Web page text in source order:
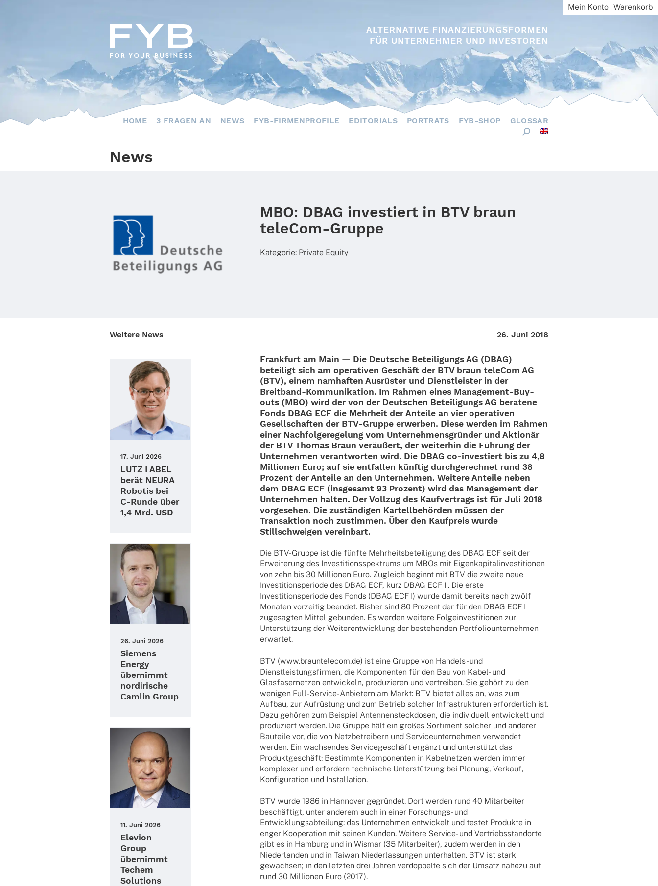
ALTERNATIVE FINANZIERUNGSFORMEN
FÜR UNTERNEHMER UND INVESTOREN
Mein Konto Warenkorb
HOME 3 FRAGEN AN NEWS FYB-FIRMENPROFILE EDITORIALS PORTRÄTS FYB-SHOP GLOSSAR
News
MBO: DBAG investiert in BTV braun
teleCom-Gruppe
Kate­go­rie: Private Equity
Weitere News
17. Juni 2026
LUTZ I ABEL
berät NEURA
Robotis bei
C‑Runde über
1,4 Mrd. USD
26. Juni 2026
Siemens
Energy
übernimmt
nordirische
Camlin Group
11. Juni 2026
Elevion
Group
übernimmt
Techem
Solutions
26. Juni 2018
Frank­furt am Main — Die Deut­sche Betei­li­gungs AG (DBAG)
betei­ligt sich am opera­ti­ven Geschäft der BTV braun tele­Com AG
(BTV), einem namhaf­ten Ausrüs­ter und Dienst­leis­ter in der
Brei­t­­band-Kommu­­ni­­ka­­tion. Im Rahmen eines Mana­ge­­ment-Buy-
outs (MBO) wird der von der Deut­schen Betei­li­gungs AG bera­tene
Fonds DBAG ECF die Mehr­heit der Anteile an vier opera­ti­ven
Gesell­schaf­ten der BTV-Gruppe erwer­ben. Diese werden im Rahmen
einer Nach­fol­ge­re­ge­lung vom Unter­neh­mens­grün­der und Aktio­när
der BTV Thomas Braun veräu­ßert, der weiter­hin die Führung der
Unter­neh­men verant­wor­ten wird. Die DBAG co-inves­­tiert bis zu 4,8
Millio­nen Euro; auf sie entfal­len künf­tig durch­ge­rech­net rund 38
Prozentder Anteile an den Unter­neh­men. Weitere Anteile neben
dem DBAG ECF (insge­samt 93 Prozent) wird das Manage­ment der
Unter­neh­men halten. Der Voll­zug des Kauf­ver­trags ist für Juli 2018
vorge­se­hen. Die zustän­di­gen Kartell­be­hör­den müssen der
Trans­ak­tion noch zustim­men. Über den Kauf­preis wurde
Still­schwei­gen vereinbart.
Die BTV-Gruppe ist die fünfte Mehr­heits­be­tei­li­gung des DBAG ECF seit der
Erwei­te­rung des Inves­ti­ti­ons­spek­trums um MBOs mit Eigen­ka­pi­tal­in­ves­ti­tio­nen
von zehn bis 30 Millio­nen Euro. Zugleich beginnt mit BTV die zweite neue
Inves­ti­ti­ons­pe­ri­ode des DBAG ECF, kurz DBAG ECF II. Die erste
Inves­ti­ti­ons­pe­ri­ode des Fonds (DBAG ECF I) wurde damit bereits nach zwölf
Mona­ten vorzei­tig been­det. Bisher sind 80 Prozent der für den DBAG ECF I
zuge­sag­ten Mittel gebun­den. Es werden weitere Folge­inves­ti­tio­nen zur
Unter­stüt­zung der Weiter­ent­wick­lung der bestehen­den Port­fo­lio­un­ter­neh­men
erwartet.
BTV (www.brauntelecom.de) ist eine Gruppe von Handels- und
Dienst­leis­tungs­fir­men, die Kompo­nen­ten für den Bau von Kabel- und
Glas­fa­ser­net­zen entwi­ckeln, produ­zie­ren und vertrei­ben. Sie gehört zu den
weni­gen Full-Service-Anbie­­tern am Markt: BTV bietet alles an, was zum
Aufbau, zur Aufrüs­tung und zum Betrieb solcher Infra­struk­tu­ren erfor­der­lich ist.
Dazu gehö­ren zum Beispiel Anten­nen­steck­do­sen, die indi­vi­du­ell entwi­ckelt und
produ­ziert werden. Die Gruppe hält ein großes Sorti­ment solcher und ande­rer
Bauteile vor, die von Netz­be­trei­bern und Service­un­ter­neh­men verwen­det
werden. Ein wach­sen­des Service­ge­schäft ergänzt und unter­stützt das
Produkt­ge­schäft: Bestimmte Kompo­nen­ten in Kabel­net­zen werden immer
komple­xer und erfor­dern tech­ni­sche Unter­stüt­zung bei Planung, Verkauf,
Konfi­gu­ra­tion und Installation.
BTV wurde 1986 in Hanno­ver gegrün­det. Dort werden rund 40 Mitar­bei­ter
beschäf­tigt, unter ande­rem auch in einer Forschungs- und
Entwick­lungs­ab­tei­lung: das Unter­neh­men entwi­ckelt und testet Produkte in
enger Koope­ra­tion mit seinen Kunden. Weitere Service- und Vertriebs­stand­orte
gibt es in Hamburg und in Wismar (35 Mitar­bei­ter), zudem werden in den
Nieder­lan­den und in Taiwan Nieder­las­sun­gen unter­hal­ten. BTV ist stark
gewach­sen; in den letz­ten drei Jahren verdop­pelte sich der Umsatz nahezu auf
rund 30 Millio­nen Euro (2017).